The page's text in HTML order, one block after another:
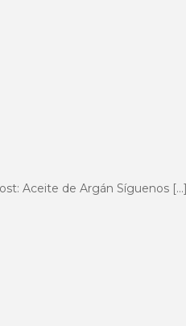
Aceite de Argán Síguenos […]